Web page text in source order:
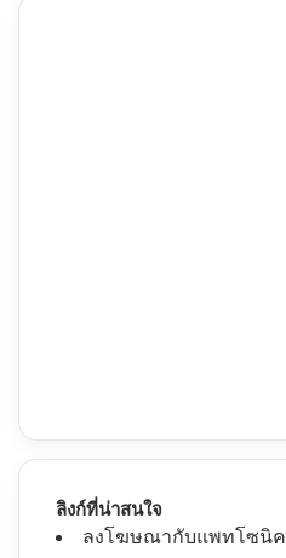
ลิงก์ที่น่าสนใจ
ลงโฆษณากับแพทโซนิค